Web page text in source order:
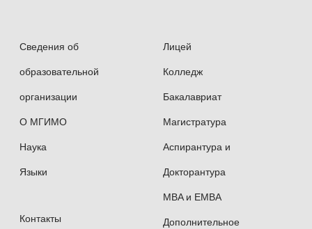
Сведения об
образовательной
организации
О МГИМО
Наука
Языки
Контакты
Лицей
Колледж
Бакалавриат
Магистратура
Аспирантура и
Докторантура
MBA и EMBA
Дополнительное